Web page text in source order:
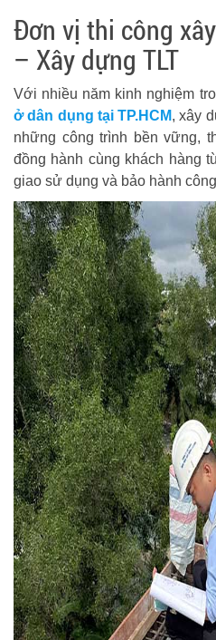
Đơn vị thi công
– Xây dựng TLT
Với nhiều năm kinh nghiệm
ở dân dụng tại TP.HCM, xây
những công trình bền vững,
đồng hành cùng khách hàng
giao sử dụng và bảo hành